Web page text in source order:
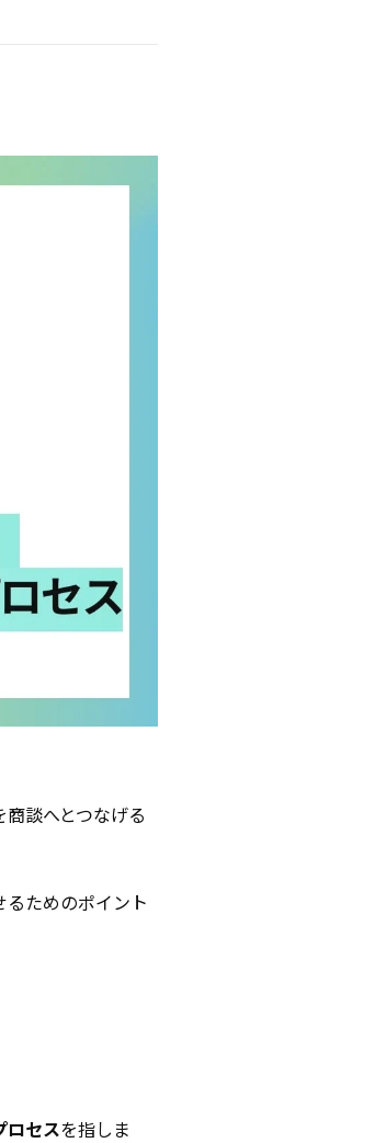
談へとつなげる
ためのポイント
ロセスを指しま